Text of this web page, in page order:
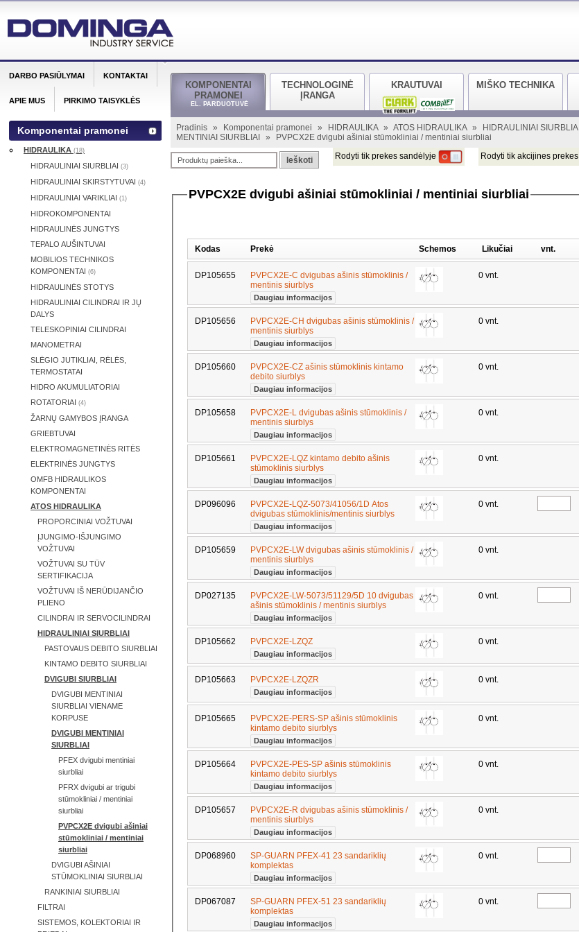
KOMPONENTAI
PRAMONEI
EL. PARDUOTUVĖ
TECHNOLOGINĖ
ĮRANGA
KRAUTUVAI MIŠKO TECHNIKA
Pradinis » Komponentai pramonei » HIDRAULIKA » ATOS HIDRAULIKA » HIDRAULINIAI SIURBLIAI
MENTINIAI SIURBLIAI
» PVPCX2E dvigubi ašiniai stūmokliniai / mentiniai siurbliai
Ieškoti Rodyti tik prekes sandėlyje Rodyti tik akcijines prekes
PVPCX2E dvigubi ašiniai stūmokliniai / mentiniai siurbliai
Kodas Prekė Schemos Likučiai vnt.
DP105655
PVPCX2E-C dvigubas ašinis stūmoklinis /
mentinis siurblys
Daugiau informacijos
0 vnt.
DP105656
PVPCX2E-CH dvigubas ašinis stūmoklinis /
mentinis siurblys
Daugiau informacijos
0 vnt.
DP105660
PVPCX2E-CZ ašinis stūmoklinis kintamo
debito siurblys
Daugiau informacijos
0 vnt.
DP105658
PVPCX2E-L dvigubas ašinis stūmoklinis /
mentinis siurblys
Daugiau informacijos
0 vnt.
DP105661
PVPCX2E-LQZ kintamo debito ašinis
stūmoklinis siurblys
Daugiau informacijos
0 vnt.
DP096096
PVPCX2E-LQZ-5073/41056/1D Atos
dvigubas stūmoklinis/mentinis siurblys
Daugiau informacijos
0 vnt.
DP105659
PVPCX2E-LW dvigubas ašinis stūmoklinis /
mentinis siurblys
Daugiau informacijos
0 vnt.
DP027135
PVPCX2E-LW-5073/51129/5D 10 dvigubas
ašinis stūmoklinis / mentinis siurblys
Daugiau informacijos
0 vnt.
DP105662 PVPCX2E-LZQZ
Daugiau informacijos
0 vnt.
DP105663 PVPCX2E-LZQZR
Daugiau informacijos
0 vnt.
DP105665
PVPCX2E-PERS-SP ašinis stūmoklinis
kintamo debito siurblys
Daugiau informacijos
0 vnt.
DP105664
PVPCX2E-PES-SP ašinis stūmoklinis
kintamo debito siurblys
Daugiau informacijos
0 vnt.
DP105657
PVPCX2E-R dvigubas ašinis stūmoklinis /
mentinis siurblys
Daugiau informacijos
0 vnt.
DP068960
SP-GUARN PFEX-41 23 sandariklių
komplektas
Daugiau informacijos
0 vnt.
DP067087
SP-GUARN PFEX-51 23 sandariklių
komplektas
Daugiau informacijos
0 vnt.
DARBO PASIŪLYMAI KONTAKTAI
APIE MUS PIRKIMO TAISYKLĖS
Komponentai pramonei
HIDRAULIKA (18)
HIDRAULINIAI SIURBLIAI (3)
HIDRAULINIAI SKIRSTYTUVAI (4)
HIDRAULINIAI VARIKLIAI (1)
HIDROKOMPONENTAI
HIDRAULINĖS JUNGTYS
TEPALO AUŠINTUVAI
MOBILIOS TECHNIKOS
KOMPONENTAI (6)
HIDRAULINĖS STOTYS
HIDRAULINIAI CILINDRAI IR JŲ
DALYS
TELESKOPINIAI CILINDRAI
MANOMETRAI
SLĖGIO JUTIKLIAI, RĖLĖS,
TERMOSTATAI
HIDRO AKUMULIATORIAI
ROTATORIAI (4)
ŽARNŲ GAMYBOS ĮRANGA
GRIEBTUVAI
ELEKTROMAGNETINĖS RITĖS
ELEKTRINĖS JUNGTYS
OMFB HIDRAULIKOS
KOMPONENTAI
ATOS HIDRAULIKA
PROPORCINIAI VOŽTUVAI
ĮJUNGIMO-IŠJUNGIMO
VOŽTUVAI
VOŽTUVAI SU TÜV
SERTIFIKACIJA
VOŽTUVAI IŠ NERŪDIJANČIO
PLIENO
CILINDRAI IR SERVOCILINDRAI
HIDRAULINIAI SIURBLIAI
PASTOVAUS DEBITO SIURBLIAI
KINTAMO DEBITO SIURBLIAI
DVIGUBI SIURBLIAI
DVIGUBI MENTINIAI
SIURBLIAI VIENAME
KORPUSE
DVIGUBI MENTINIAI
SIURBLIAI
PFEX dvigubi mentiniai
siurbliai
PFRX dvigubi ar trigubi
stūmokliniai / mentiniai
siurbliai
PVPCX2E dvigubi ašiniai
stūmokliniai / mentiniai
siurbliai
DVIGUBI AŠINIAI
STŪMOKLINIAI SIURBLIAI
RANKINIAI SIURBLIAI
FILTRAI
SISTEMOS, KOLEKTORIAI IR